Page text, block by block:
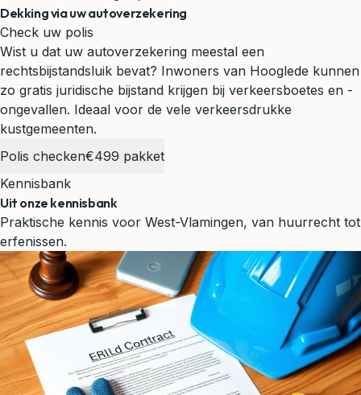
Dekking via uw autoverzekering
Check uw polis
Wist u dat uw autoverzekering meestal een
rechtsbijstandsluik bevat? Inwoners van Hooglede kunnen
zo gratis juridische bijstand krijgen bij verkeersboetes en -
ongevallen. Ideaal voor de vele verkeersdrukke
kustgemeenten.
Polis checken€499 pakket
Kennisbank
Uit onze kennisbank
Praktische kennis voor West-Vlamingen, van huurrecht tot
erfenissen.